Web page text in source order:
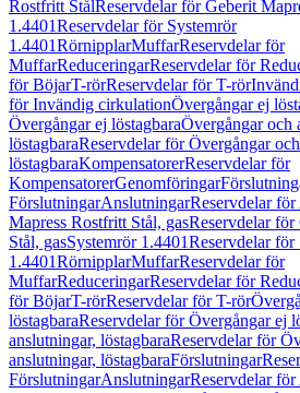
Rostfritt StålReservdelar för Geberit
1.4401Reservdelar för Systemrör
1.4401RörnipplarMuffarReservdelar för
MuffarReduceringarReservdelar för
för BöjarT-rörReservdelar för T-rör
för Invändig cirkulationÖvergångar ej
Övergångar ej löstagbaraÖvergångar och
löstagbaraReservdelar för Övergångar
löstagbaraKompensatorerReservdelar för
KompensatorerGenomföringar
FörslutningarAnslutningarReservdelar
Mapress Rostfritt Stål, gasReservdelar
Stål, gasSystemrör 1.4401Reservdelar för
1.4401RörnipplarMuffarReservdelar för
MuffarReduceringarReservdelar för
för BöjarT-rörReservdelar för T-rör
löstagbaraReservdelar för Övergångar ej
anslutningar, löstagbaraReservdelar för
anslutningar, löstagbaraFörslutningar
FörslutningarAnslutningarReservdelar